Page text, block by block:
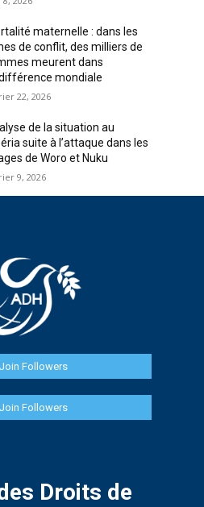
maternelle : dans les
de conflit, des milliers de
meurent dans
mondiale
22, 2026
de la situation au
suite à l’attaque dans les
de Woro et Nuku
9, 2026
Join Followers
Join Followers
Droits de